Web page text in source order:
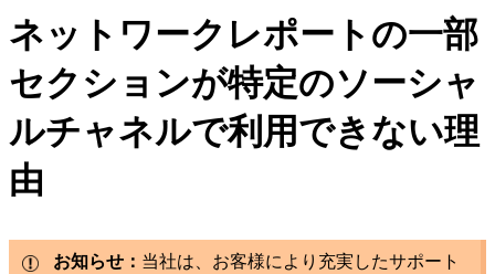
ネットワークレポートの一部
セクションが特定のソーシャ
ルチャネルで利用できない理
由
お知らせ： 当社は、お客様により充実したサポート